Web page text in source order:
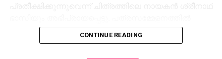
ബാബുരാജ്, അലന്‍സിയര്‍, നായിക യാമി സോന,
സൂര്യാ ക്രിഷ്, ഇന്ദ്രജിത്ത് ജഗജിത്ത്, ശ്രീരംഗ്, ദാവീദ്
CONTINUE READING